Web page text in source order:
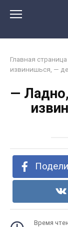
Главная страница
извинишься, —
—
Время